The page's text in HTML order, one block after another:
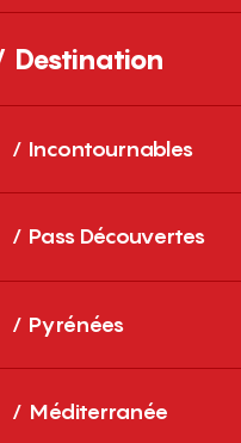
Destination
Incontournables
Pass Découvertes
Pyrénées
Méditerranée
des fêtes,
dans le
expositions,
culturels… un agenda
manquer de